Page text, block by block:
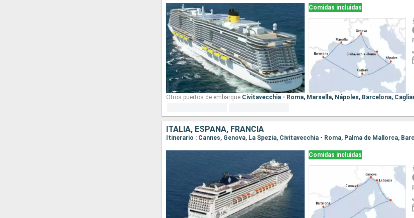
Comidas incluidas
Otros puertos de embarque:Civitavecchia - Roma, Marsella, Nápoles, Barcelona,
ITALIA, ESPAÑA, FRANCIA
Itinerario : Cannes, Genova, La Spezia, Civitavecchia - Roma, Palma de Mallorca,
Comidas incluidas